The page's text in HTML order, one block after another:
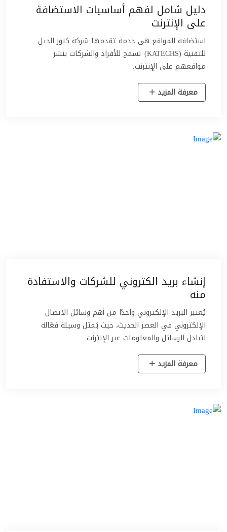
دليل شامل لفهم أساسيات الاستضافة
على الإنترنت
استضافة المواقع هي خدمة تقدمها شركة كنوز الجيل
للتقنية (KATECHS) تسمح للأفراد والشركات بنشر
مواقعهم على الإنترنت.
معرفة المزيد
إنشاء بريد الكتروني للشركات والاستفادة
منه
يُعتبر البريد الإلكتروني واحدًا من أهم وسائل الاتصال
الإلكتروني في العصر الحديث، حيث يُمثل وسيلة فعّالة
لتبادل الرسائل والمعلومات عبر الإنترنت.
معرفة المزيد